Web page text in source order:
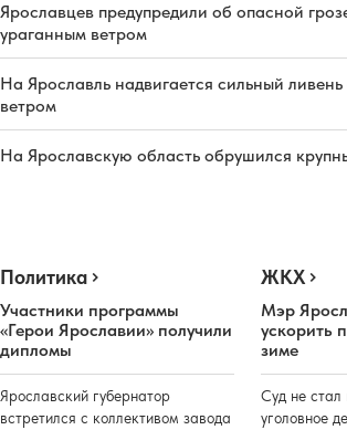
Ярославцев предупредили об опасной
ураганным ветром
На Ярославль надвигается сильный
ветром
На Ярославскую область обрушился
Политика
Участники программы
«Герои Ярославии» получили
дипломы
Ярославский губернатор
встретился с коллективом завода
ЖКХ
Мэр
ускорить
зиме
Суд не
уголовное